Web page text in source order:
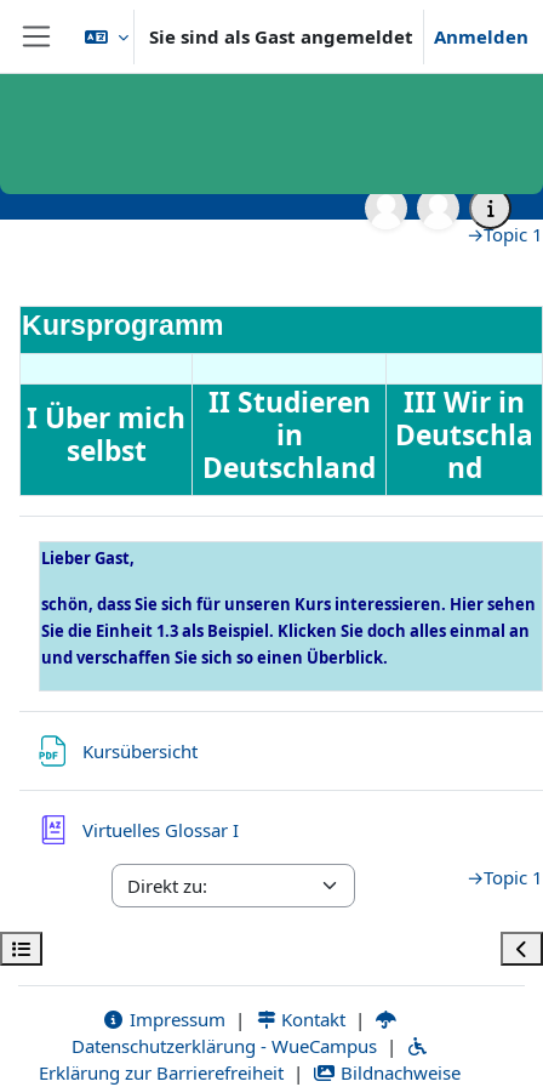
Zum Hauptinhalt
Website-Übersicht
Sie sind als Gast angemeldet Anmelden
Kursindex öffnen
→Topic 1
Kursprogramm
I Über mich
selbst
II Studieren
in
Deutschland
III Wir in
Deutschla
nd
Lieber Gast,
schön, dass Sie sich für unseren Kurs interessieren. Hier sehen
Sie die Einheit 1.3 als Beispiel. Klicken Sie doch alles einmal an
und verschaffen Sie sich so einen Überblick.
Kursübersicht
Virtuelles Glossar I
→Topic 1
Impressum | Kontakt |
Datenschutzerklärung - WueCampus |
Erklärung zur Barrierefreiheit | Bildnachweise